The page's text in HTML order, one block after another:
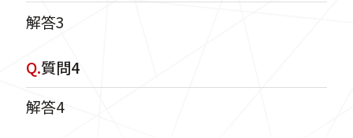
解答3
Q.質問4
解答4